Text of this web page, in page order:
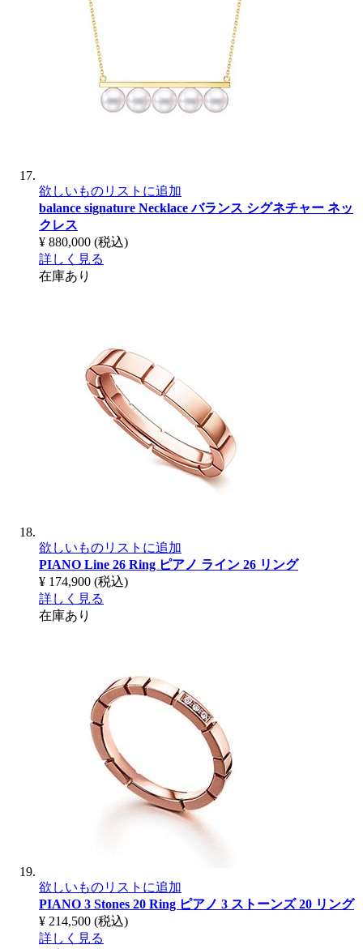
欲しいものリストに追加
balance signature Necklaceバランス シグネチャー ネッ
クレス
¥ 880,000 (税込)
詳しく見る
在庫あり
欲しいものリストに追加
PIANO Line 26 Ring ピアノ ライン 26 リング
¥ 174,900 (税込)
詳しく見る
在庫あり
欲しいものリストに追加
PIANO 3 Stones 20 Ring ピアノ 3 ストーンズ 20 リング
¥ 214,500 (税込)
詳しく見る